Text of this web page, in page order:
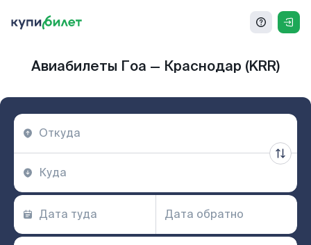
Авиабилеты Гоа — Краснодар (KRR)